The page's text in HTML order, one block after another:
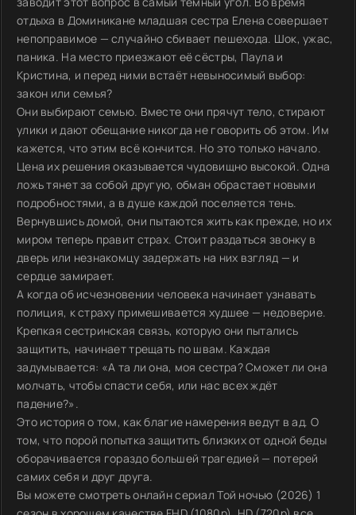
отдыха в Доминикане младшая сестра Елена совершает
непоправимое — случайно сбивает пешехода. Шок, ужас,
паника. На место приезжают её сёстры, Паула и
Кристина, и перед ними встаёт невыносимый выбор:
закон или семья?
Они выбирают семью. Вместе они прячут тело, стирают
улики и дают обещание никогда не говорить об этом. Им
кажется, что этим всё кончится. Но это только начало.
Цена их решения оказывается чудовищно высокой. Одна
ложь тянет за собой другую, обман обрастает новыми
подробностями, а в душе каждой поселяется тень.
Вернувшись домой, они пытаются жить как прежде, но их
миром теперь правит страх. Стоит раздаться звонку в
дверь или незнакомцу задержать на них взгляд — и
сердце замирает.
А когда об исчезновении человека начинает узнавать
полиция, к страху примешивается худшее — недоверие.
Крепкая сестринская связь, которую они пытались
защитить, начинает трещать по швам. Каждая
задумывается: «А та ли она, моя сестра? Сможет ли она
молчать, чтобы спасти себя, или нас всех ждёт
падение?».
Это история о том, как благие намерения ведут в ад. О
том, что порой попытка защитить близких от одной беды
оборачивается гораздо большей трагедией — потерей
самих себя и друг друга.
Вы можете смотреть онлайн сериал Той ночью (2026) 1